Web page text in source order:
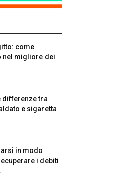
come
migliore dei
differenze tra
e sigaretta
in modo
i debiti